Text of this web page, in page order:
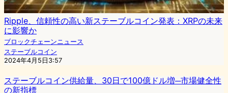
Ripple、信頼性の高い新ステーブルコイン発表：XRPの未来
に影響か
ブロックチェーンニュース
ステーブルコイン
2024年4月5日3:57
ステーブルコイン供給量、30日で100億ドル増─市場健全性
の新指標